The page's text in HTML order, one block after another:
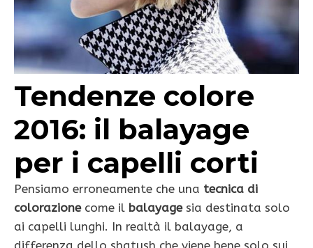
Tendenze colore
2016: il balayage
per i capelli corti
Pensiamo erroneamente che una tecnica di
colorazionecome il balayagesia destinata solo
ai capelli lunghi. In realtà il balayage, a
differenza dello shatush che viene bene solo sui